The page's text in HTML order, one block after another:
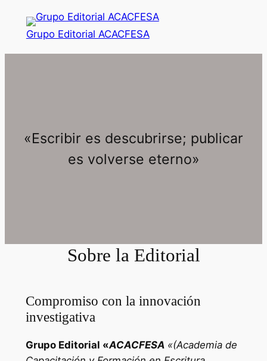
contenido
Grupo Editorial ACACFESA
«Escribir es descubrirse; publicar
es volverse eterno»
Sobre la Editorial
Compromiso con la innovación
investigativa
Grupo Editorial «ACACFESA «(Academia de